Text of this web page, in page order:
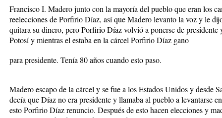
Francisco I. Madero junto con la mayoría del pueblo que eran los
reelecciones de Porfirio Díaz, así que Madero levanto la voz y le
quitara su dinero, pero Porfirio Díaz volvió a ponerse de
Potosí y mientras el estaba en la cárcel Porfirio Díaz gano
para presidente. Tenía 80 años cuando esto paso.
Madero escapo de la cárcel y se fue a los Estados Unidos y desde
decía que Díaz no era presidente y llamaba al pueblo a levantarse
esto Porfirio Díaz renuncio. Después de esto hacen elecciones y